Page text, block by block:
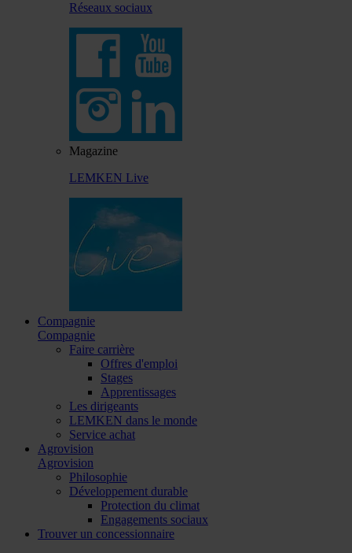
Réseaux sociaux
Magazine
LEMKEN Live
Compagnie
Compagnie
Faire carrière
Offres d'emploi
Stages
Apprentissages
Les dirigeants
LEMKEN dans le monde
Service achat
Agrovision
Agrovision
Philosophie
Développement durable
Protection du climat
Engagements sociaux
Trouver un concessionnaire